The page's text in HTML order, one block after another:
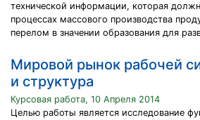
технической информации, которая
процессах массового производства
перелом в значении образования для
Мировой рынок рабочей
и структура
Курсовая работа, 10 Апреля 2014
Целью работы является исследование